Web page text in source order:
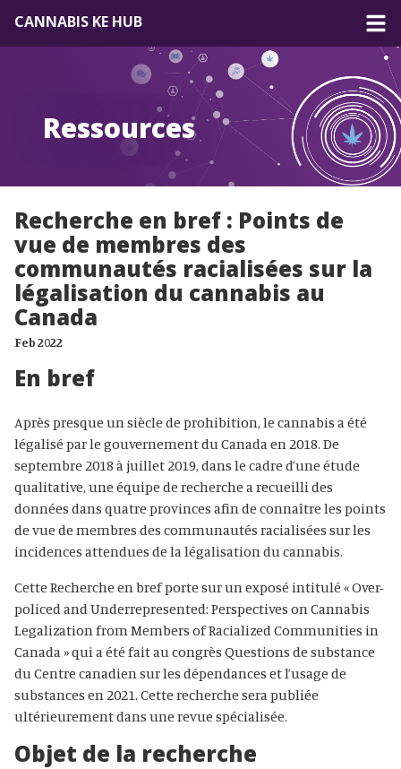
CANNABIS KE HUB
À propos
Ressources
Forum
Ressources
Recherche en bref : Points de
vue de membres des
communautés racialisées sur la
légalisation du cannabis au
Canada
Feb 2022
En bref
Après presque un siècle de prohibition, le cannabis a été
légalisé par le gouvernement du Canada en 2018. De
septembre 2018 à juillet 2019, dans le cadre d’une étude
qualitative, une équipe de recherche a recueilli des
données dans quatre provinces afin de connaître les points
de vue de membres des communautés racialisées sur les
incidences attendues de la légalisation du cannabis.
Cette Recherche en bref porte sur un exposé intitulé « Over-
policed and Underrepresented: Perspectives on Cannabis
Legalization from Members of Racialized Communities in
Canada » qui a été fait au congrès Questions de substance
du Centre canadien sur les dépendances et l’usage de
substances en 2021. Cette recherche sera publiée
ultérieurement dans une revue spécialisée.
Objet de la recherche